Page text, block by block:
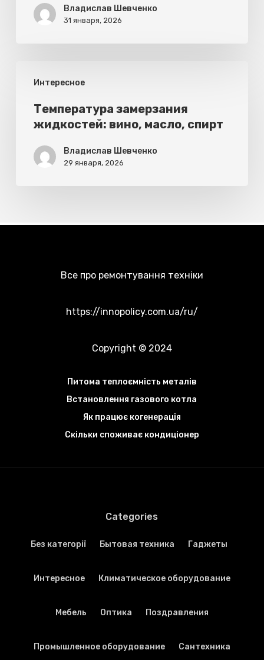
этапы
процесса
рафинирования
Владислав Шевченко
31 января, 2026
Интересное
замерзания
жидкостей:
вино,
масло,
спирт
Температура замерзания
жидкостей: вино, масло, спирт
Владислав Шевченко
29 января, 2026
Все про ремонтування техніки
https://innopolicy.com.ua/ru/
Copyright © 2024
Питома теплоємність металів
Встановлення газового котла
Як працює когенерація
Скільки споживає кондиціонер
Categories
Без категорії Бытовая техника Гаджеты
Интересное Климатическое оборудование
Мебель Оптика Поздравления
Промышленное оборудование Сантехника